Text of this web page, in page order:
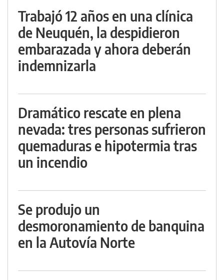
Trabajó 12 años en una clínica
de Neuquén, la despidieron
embarazada y ahora deberán
indemnizarla
Dramático rescate en plena
nevada: tres personas sufrieron
quemaduras e hipotermia tras
un incendio
Se produjo un
desmoronamiento de banquina
en la Autovía Norte